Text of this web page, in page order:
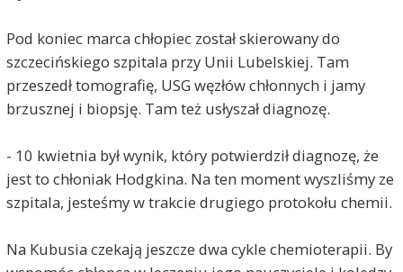
Pod koniec marca chłopiec został skierowany do
szczecińskiego szpitala przy Unii Lubelskiej. Tam
przeszedł tomografię, USG węzłów chłonnych i jamy
brzusznej i biopsję. Tam też usłyszał diagnozę.
- 10 kwietnia był wynik, który potwierdził diagnozę, że
jest to chłoniak Hodgkina. Na ten moment wyszliśmy ze
szpitala, jesteśmy w trakcie drugiego protokołu chemii.
Na Kubusia czekają jeszcze dwa cykle chemioterapii. By